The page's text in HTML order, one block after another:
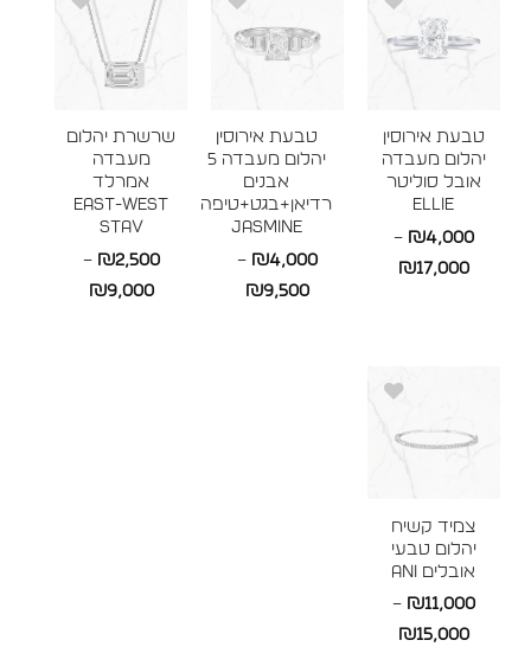
טבעת אירוסין
יהלום מעבדה
אובל סוליטר
ELLIE
₪4,000
–
₪17,000
טבעת אירוסין
יהלום מעבדה 5
אבנים
רדיאן+בגט+טיפה
JASMINE
₪4,000
–
₪9,500
שרשרת יהלום
מעבדה
אמרלד
East-West
STAV
₪2,500
–
₪9,000
צמיד קשיח
יהלום טבעי
אובלים ANI
₪11,000
–
₪15,000